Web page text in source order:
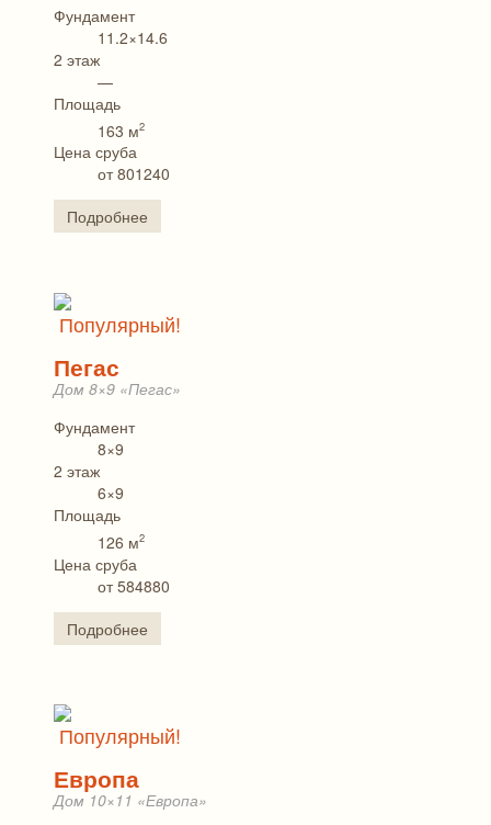
Фундамент
11.2×14.6
2 этаж
—
Площадь
163 м2
Цена сруба
от 801240
Подробнее
Популярный!
Пегас
Дом 8×9 «Пегас»
Фундамент
8×9
2 этаж
6×9
Площадь
126 м2
Цена сруба
от 584880
Подробнее
Популярный!
Европа
Дом 10×11 «Европа»